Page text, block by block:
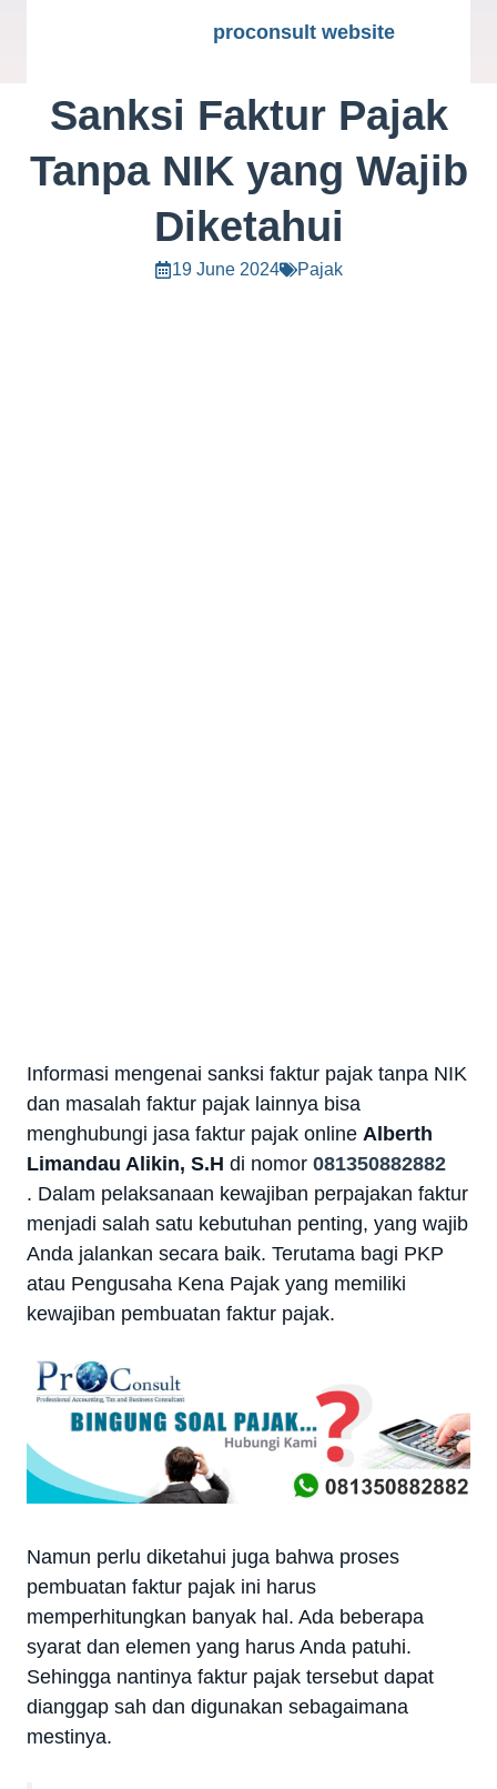
proconsult website
Sanksi Faktur Pajak
Tanpa NIK yang Wajib
Diketahui
19 June 2024 Pajak
Informasi mengenai sanksi faktur pajak tanpa NIK
dan masalah faktur pajak lainnya bisa
menghubungi jasa faktur pajak online Alberth
Limandau Alikin, S.H di nomor 081350882882
. Dalam pelaksanaan kewajiban perpajakan faktur
menjadi salah satu kebutuhan penting, yang wajib
Anda jalankan secara baik. Terutama bagi PKP
atau Pengusaha Kena Pajak yang memiliki
kewajiban pembuatan faktur pajak.
Namun perlu diketahui juga bahwa proses
pembuatan faktur pajak ini harus
memperhitungkan banyak hal. Ada beberapa
syarat dan elemen yang harus Anda patuhi.
Sehingga nantinya faktur pajak tersebut dapat
dianggap sah dan digunakan sebagaimana
mestinya.